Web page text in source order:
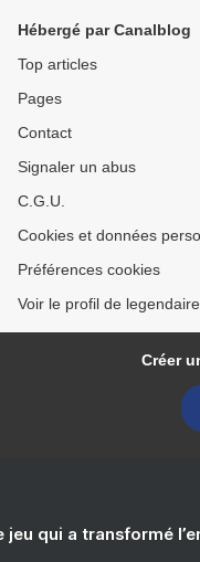
Hébergé par Canalblog
Top articles
Pages
Contact
Signaler un abus
C.G.U.
Cookies et données
Préférences cookies
Voir le profil de
Créer
jeu qui a transformé